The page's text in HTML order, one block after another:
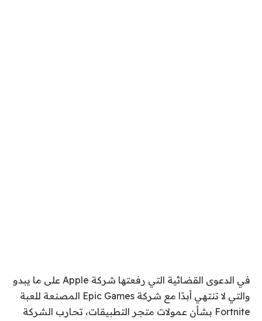
في الدعوى القضائية التي رفعتها شركة Apple على ما يبدو
والتي لا تنتهي أبدًا مع شركة Epic Games المصنعة للعبة
Fortnite بشأن عمولات متجر التطبيقات، تحارب الشركة